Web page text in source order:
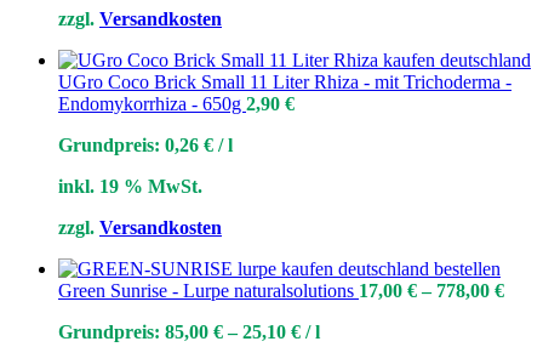
zzgl. Versandkosten
UGro Coco Brick Small 11 Liter Rhiza - mit Trichoderma -
Endomykorrhiza - 650g 2,90 €
Grundpreis: 0,26 € /l
inkl. 19 % MwSt.
zzgl. Versandkosten
Green Sunrise - Lurpe naturalsolutions 17,00 €– 778,00 €
Grundpreis: 85,00 €–25,10 € /l